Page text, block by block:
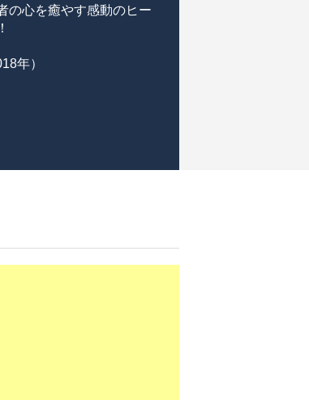
の心を癒やす感動のヒー
年）